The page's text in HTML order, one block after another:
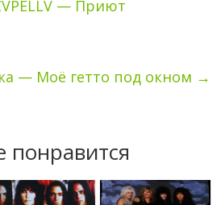
— Приют
— Моё гетто под окном →
понравится